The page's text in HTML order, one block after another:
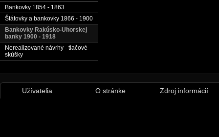
Bankovky 1854 - 1863
Štátovky a bankovky 1866 - 1900
Bankovky Rakúsko-Uhorskej
banky 1900 - 1918
Nerealizované návrhy - tlačové
skúšky
Užívatelia O stránke Zdroj informácií